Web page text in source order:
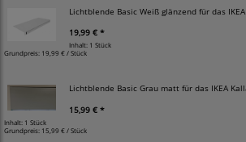
Lichtblende Basic Weiß glänzend für das
19,99 € *
Inhalt: 1 Stück
Grundpreis: 19,99 € / Stück
Lichtblende Basic Grau matt für das IKEA
15,99 € *
Inhalt: 1 Stück
Grundpreis: 15,99 € / Stück